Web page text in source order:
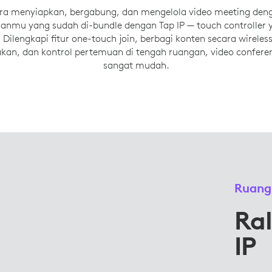
menyiapkan, bergabung, dan mengelola video meeting
yang sudah di-bundle dengan Tap IP — touch controller
fitur one-touch join, berbagi konten secara
dan kontrol pertemuan di tengah ruangan, video
sangat mudah.
IP